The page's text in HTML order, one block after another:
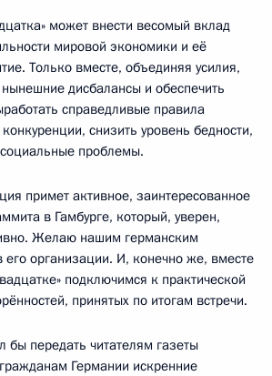
может внести весомый вклад
мировой экономики и её
Только вместе, объединяя усилия,
дисбалансы и обеспечить
справедливые правила
снизить уровень бедности,
проблемы.
примет активное, заинтересованное
в Гамбурге, который, уверен,
Желаю нашим германским
его организации. И, конечно же, вместе
подключимся к практической
принятых по итогам встречи.
бы передать читателям газеты
Германии искренние